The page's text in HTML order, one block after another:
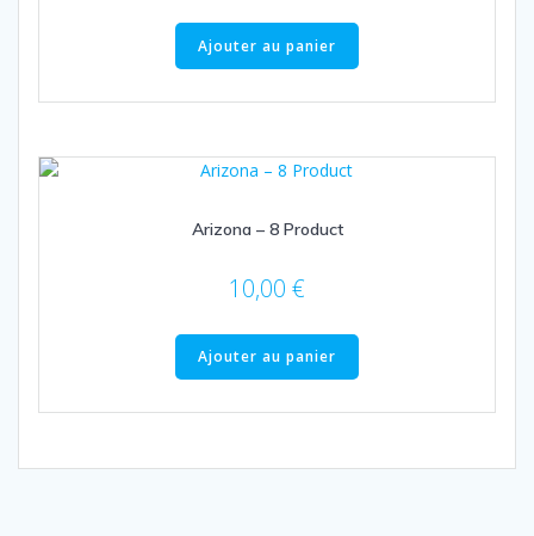
Ajouter au panier
Arizona – 8 Product
10,00 €
Ajouter au panier